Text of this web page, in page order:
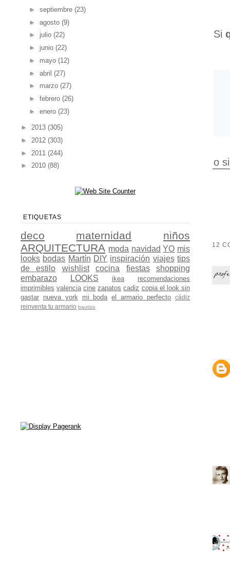
Si
o
12
► septiembre (23)
► agosto (9)
► julio (22)
► junio (22)
► mayo (12)
► abril (27)
► marzo (27)
► febrero (26)
► enero (23)
► 2013 (305)
► 2012 (303)
► 2011 (244)
► 2010 (88)
ETIQUETAS
deco maternidad
niños
ARQUITECTURA moda navidad YO mis
looks bodas Martín DIY inspiración viajes tips
de estilo
wishlist cocina fiestas
shopping
embarazo
LOOKS ikea
recomendaciones
imprimibles valencia cine zapatos cadiz copia el look sin
gastar nueva york mi boda el armario perfecto
cádiz
reinventa tu armario bautizo